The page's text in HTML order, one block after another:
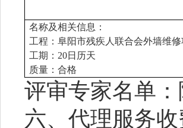
名称及相关信息：
工程：阜阳市残疾人联合会外墙维修
工期： 20日历天
质量：合格
评审专家名单
六、 代理服务